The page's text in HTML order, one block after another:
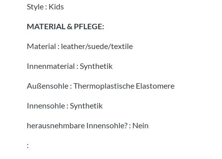
Style : Kids
MATERIAL & PFLEGE:
Material : leather/suede/textile
Innenmaterial : Synthetik
Außensohle : Thermoplastische Elastomere
Innensohle : Synthetik
herausnehmbare Innensohle? : Nein
: